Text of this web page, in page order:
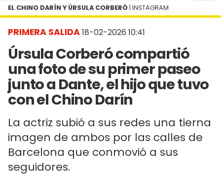
PRIMERA SALIDA18-02-2026 10:41
Úrsula Corberó compartió
una foto de su primer paseo
junto a Dante, el hijo que tuvo
con el Chino Darín
La actriz subió a sus redes una tierna
imagen de ambos por las calles de
Barcelona que conmovió a sus
seguidores.
EL CHINO DARÍN Y ÚRSULA CORBERÓ | INSTAGRAM